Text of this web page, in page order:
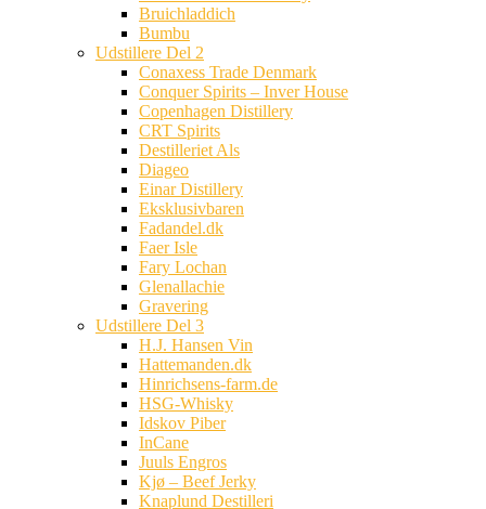
Bruichladdich
Bumbu
Udstillere Del 2
Conaxess Trade Denmark
Conquer Spirits – Inver House
Copenhagen Distillery
CRT Spirits
Destilleriet Als
Diageo
Einar Distillery
Eksklusivbaren
Fadandel.dk
Faer Isle
Fary Lochan
Glenallachie
Gravering
Udstillere Del 3
H.J. Hansen Vin
Hattemanden.dk
Hinrichsens-farm.de
HSG-Whisky
Idskov Piber
InCane
Juuls Engros
Kjø – Beef Jerky
Knaplund Destilleri